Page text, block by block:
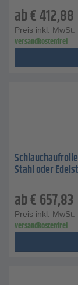
ab€412,88
Preis inkl. MwSt.
versandkostenfrei
Stahl oder
ab€657,83
Preis inkl. MwSt.
versandkostenfrei